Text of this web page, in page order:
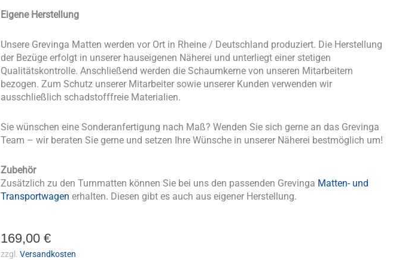
Eigene Herstellung
Unsere Grevinga Matten werden vor Ort in Rheine / Deutschland produziert. Die Herstellung
der Bezüge erfolgt in unserer hauseigenen Näherei und unterliegt einer stetigen
Qualitätskontrolle. Anschließend werden die Schaumkerne von unseren Mitarbeitern
bezogen. Zum Schutz unserer Mitarbeiter sowie unserer Kunden verwenden wir
ausschließlich schadstofffreie Materialien.
Sie wünschen eine Sonderanfertigung nach Maß? Wenden Sie sich gerne an das Grevinga
Team – wir beraten Sie gerne und setzen Ihre Wünsche in unserer Näherei bestmöglich um!
Zubehör
Zusätzlich zu den Turnmatten können Sie bei uns den passenden Grevinga Matten- und
Transportwagen erhalten. Diesen gibt es auch aus eigener Herstellung.
169,00 €
zzgl. Versandkosten